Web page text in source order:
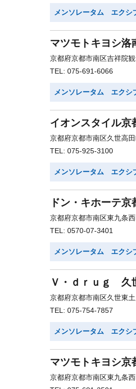
メンソレータム エクシ
マツモトキヨシ洛
京都府京都市南区吉祥院
TEL: 075-691-6066
メンソレータム エクシ
イオンスタイル京
京都府京都市南区久世高田
TEL: 075-925-3100
メンソレータム エクシ
ドン・キホーテ
京都府京都市南区東九条
TEL: 0570-07-3401
メンソレータム エクシ
Ｖ・ｄｒｕｇ 久
京都府京都市南区久世東
TEL: 075-754-7857
メンソレータム エクシ
マツモトキヨシ京
京都府京都市南区東九条西